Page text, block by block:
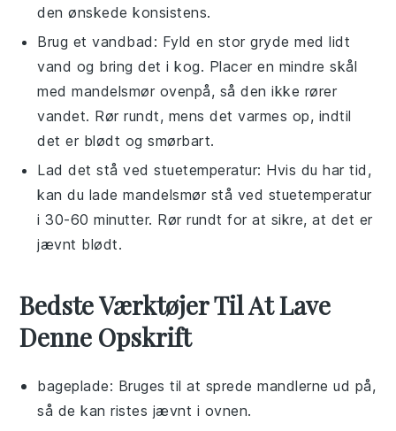
den ønskede konsistens.
Brug etvandbad : Fyld en stor gryde med lidt
vand og bring det i kog. Placer en mindre skål
medmandelsmør ovenpå, så den ikke rører
vandet. Rør rundt, mens det varmes op, indtil
det er blødt og smørbart.
Lad det stå vedstuetemperatur: Hvis du har tid,
kan du lademandelsmør stå ved stuetemperatur
i 30-60 minutter. Rør rundt for at sikre, at det er
jævnt blødt.
Bedste Værktøjer Til At Lave
Denne Opskrift
bageplade: Bruges til at sprede mandlerne ud på,
så de kan ristes jævnt i ovnen.